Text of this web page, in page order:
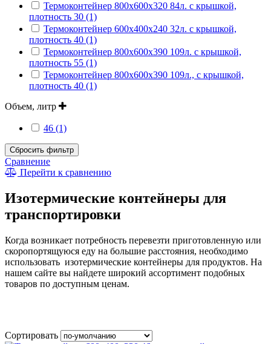
Термоконтейнер 800х600х320 84л. с крышкой,
плотность 30 (1)
Термоконтейнер 600х400х240 32л. с крышкой,
плотность 40 (1)
Термоконтейнер 800х600х390 109л. с крышкой,
плотность 55 (1)
Термоконтейнер 800х600х390 109л., с крышкой,
плотность 40 (1)
Объем, литр
46 (1)
Сбросить фильтр
Сравнение
Перейти к сравнению
Изотермические контейнеры для
транспортировки
Когда возникает потребность перевезти приготовленную или
скоропортящуюся еду на большие расстояния, необходимо
использовать изотермические контейнеры для продуктов. На
нашем сайте вы найдете широкий ассортимент подобных
товаров по доступным ценам.
Сортировать